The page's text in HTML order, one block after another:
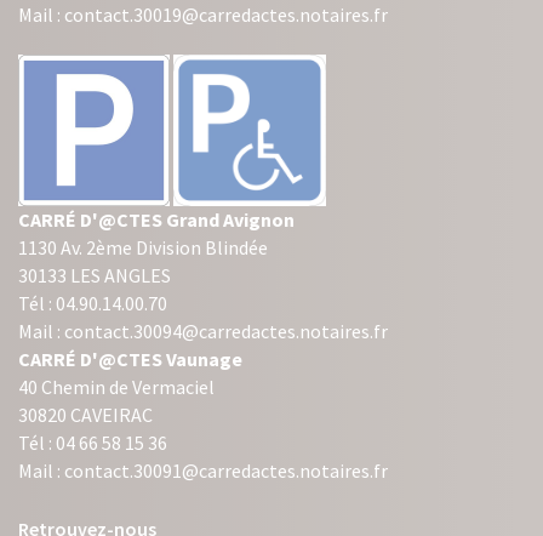
Mail : contact.30019@carredactes.notaires.fr
CARRÉ D'@CTES Grand Avignon
1130 Av. 2ème Division Blindée
30133 LES ANGLES
Tél : 04.90.14.00.70
Mail : contact.30094@carredactes.notaires.fr
CARRÉ D'@CTES Vaunage
40 Chemin de Vermaciel
30820 CAVEIRAC
Tél : 04 66 58 15 36
Mail : contact.30091@carredactes.notaires.fr
Retrouvez-nous